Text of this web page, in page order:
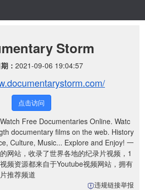
Storm
： 2021-09-06 19:04:57
点击访问
Free Documentaries Online. Watc
documentary films on the web. History
Culture, Music... Explore and Enjoy! 一
网站，收录了世界各地的纪录片视频，1
频资源都来自于Youtube视频网站，拥有
推荐频道
违规链接举报